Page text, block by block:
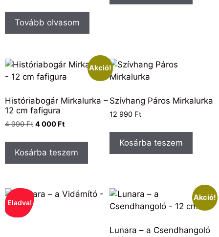
Tovább olvasom
Akció!
Históriabogár Mirkalurka –
12 cm fafigura
4 990Ft 4 000 Ft
Kosárba teszem
Szívhang Páros Mirkalurka
12 990 Ft
Kosárba teszem
Eladva!
Akció!
Lunara – a Csendhangoló